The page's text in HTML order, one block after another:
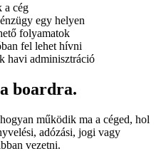
a cég
egy helyen
folyamatok
fel lehet hívni
havi adminisztráció
boardra.
működik ma a céged, hol
adózási, jogi vagy
vezetni.